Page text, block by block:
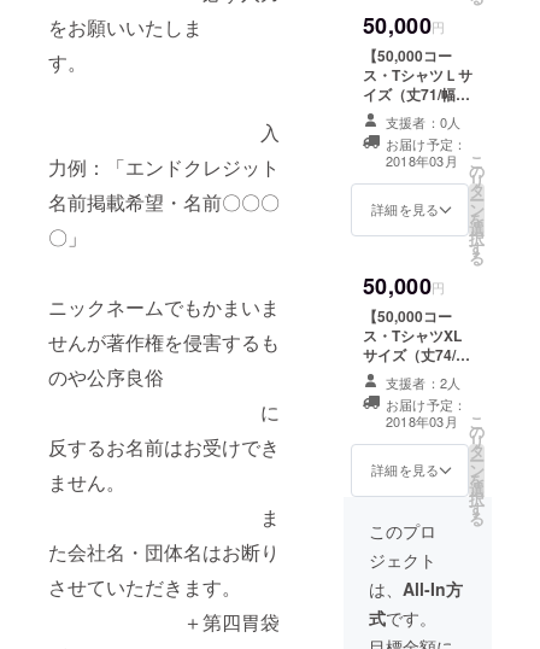
をお願いいたしま
す。
入
力例：「エンドクレジット
名前掲載希望・名前〇〇〇
〇」
ニックネームでもかまいま
せんが著作権を侵害するも
のや公序良俗
に
反するお名前はお受けでき
ません。
ま
た会社名・団体名はお断り
させていただきます。
＋第四胃袋
Mサイズ
（丈68/幅50/袖
丈19.5） ＋電
エースポスト
カード（一本木
蛮描き下ろしイ
ラスト） ※河
崎実監督直筆サ
イン入り ＋完成
披露上映イベン
トご招待（2018
年3月開催予定）
するお名前はお
受けできませ
ん。 また
会社名・団体名
はお断りさせて
いただきます。
＋第四胃袋ギア
ラCD ＋電エー
ス×撃殺！宇宙拳
コラボオリジナ
ルTシャツ (破李
拳竜描き下ろし
シャツサイ
ズ》
Ｌサイズ
（丈71/幅52.5/
袖丈20.5） ＋電
エースポスト
カード（一本木
蛮描き下ろしイ
ラスト） ※河
崎実監督直筆サ
イン入り ＋完成
年3月開催予定）
たしま
す。
入力例：
「エンドクレ
ジット名前掲載
希望・名前〇〇
〇〇」 ニッ
クネームでもか
まいませんが著
作権を侵害する
きません。
また会社名・団
体名はお断りさ
せていただきま
す。 ＋第四胃袋
ギアラCD ＋電
エース×撃殺！宇
宙拳コラボオリ
ジナルTシャツ
(破李拳竜描き下
ろしイラスト)
※ご希望のTシャ
ツサイズのリ
ターンをお選び
ください 《T
シャツサイズ》
XLサイズ
（丈74/幅55/袖
丈21.5） ＋電
き下ろし） ※
河崎実監督直筆
サイン入り ＋電
エース特製ワッ
ペン ＋エンド
ロールにお名前
を記載（希望者
のみ） ※リター
ン決済時画面に
「備考欄」がご
ざいますのでご
希望の方は 必ず
たしま
す。
入力例：
「エンドクレ
ジット名前掲載
希望・名前〇〇
〇〇」 ニッ
クネームでもか
まいませんが著
作権を侵害する
名前はお受けで
きません。
また会社名・団
体名はお断りさ
せていただきま
す。 ＋第四胃袋
ギアラCD ＋電
50,000円
【50,000コー
ス・TシャツＬサ
イズ（丈71/幅
52.5/袖丈
20.5）】 本編
DVDを進呈 ＋特
別メイキング
DVD ＋着せ替え
DVDジャケット
先生による描き
下ろし） ※河
崎実監督直筆サ
イン入り ＋電
エース特製ワッ
ペン ＋エンド
ロールにお名前
を記載（希望者
のみ） ※リター
ン決済時画面に
「備考欄」がご
ざいますのでご
希望の方は 必ず
入力をお願いい
たしま
す。
入力例：
「エンドクレ
支援者：0人
お届け予定：
2018年03月
詳細を見る
こ
の
リ
タ
ー
ン
を
選
択
す
る
50,000円
【50,000コー
ス・TシャツXL
サイズ（丈74/幅
55/袖丈21.5）】
本編DVDを進呈
＋特別メイキン
グDVD ＋着せ替
えDVDジャケッ
ト （クラウド
朗先生による描
き下ろし） ※
河崎実監督直筆
サイン入り ＋電
エース特製ワッ
ペン ＋エンド
ロールにお名前
支援者：2人
お届け予定：
2018年03月
詳細を見る
こ
の
リ
タ
ー
ン
を
選
択
す
る
このプロ
ジェクト
は、 All-In方
式です。